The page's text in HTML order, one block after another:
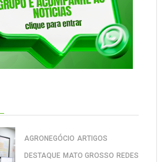
AGRONEGÓCIO ARTIGOS
DESTAQUE MATO GROSSO REDES